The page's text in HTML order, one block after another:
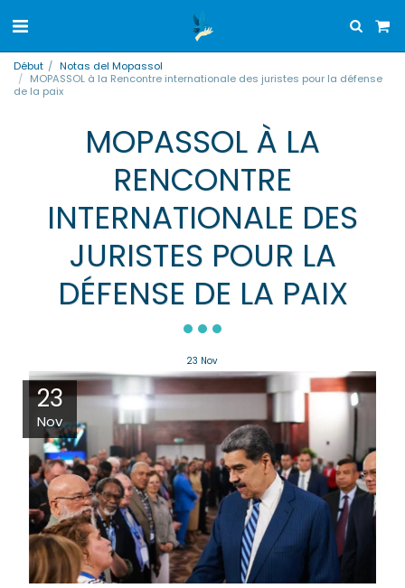
Début
Notas del Mopassol
MOPASSOL à la Rencontre internationale des juristes pour la défense
de la paix
MOPASSOL À LA
RENCONTRE
INTERNATIONALE DES
JURISTES POUR LA
DÉFENSE DE LA PAIX
23 Nov
23
Nov